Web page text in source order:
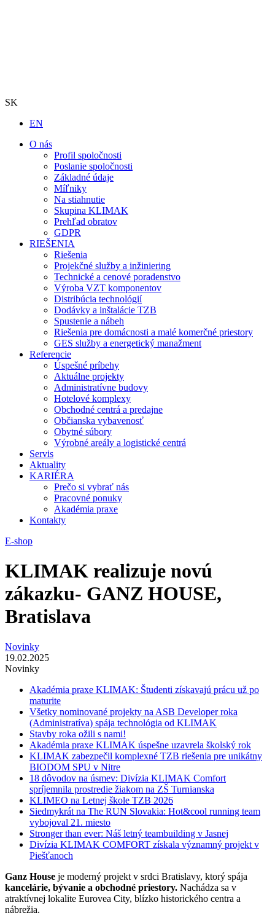
SK
EN
O nás
Profil spoločnosti
Poslanie spoločnosti
Základné údaje
Míľniky
Na stiahnutie
Skupina KLIMAK
Prehľad obratov
GDPR
RIEŠENIA
Riešenia
Projekčné služby a inžiniering
Technické a cenové poradenstvo
Výroba VZT komponentov
Distribúcia technológií
Dodávky a inštalácie TZB
Spustenie a nábeh
Riešenia pre domácnosti a malé komerčné priestory
GES služby a energetický manažment
Referencie
Úspešné príbehy
Aktuálne projekty
Administratívne budovy
Hotelové komplexy
Obchodné centrá a predajne
Občianska vybavenosť
Obytné súbory
Výrobné areály a logistické centrá
Servis
Aktuality
KARIÉRA
Prečo si vybrať nás
Pracovné ponuky
Akadémia praxe
Kontakty
E-shop
KLIMAK realizuje novú
zákazku- GANZ HOUSE,
Bratislava
Novinky
19.02.2025
Novinky
Akadémia praxe KLIMAK: Študenti získavajú prácu už po
maturite
Všetky nominované projekty na ASB Developer roka
(Administratíva) spája technológia od KLIMAK
Stavby roka ožili s nami!
Akadémia praxe KLIMAK úspešne uzavrela školský rok
KLIMAK zabezpečil komplexné TZB riešenia pre unikátny
BIODOM SPU v Nitre
18 dôvodov na úsmev: Divízia KLIMAK Comfort
spríjemnila prostredie žiakom na ZŠ Turnianska
KLIMEO na Letnej škole TZB 2026
Siedmykrát na The RUN Slovakia: Hot&cool running team
vybojoval 21. miesto
Stronger than ever: Náš letný teambuilding v Jasnej
Divízia KLIMAK COMFORT získala významný projekt v
Piešťanoch
Ganz House je moderný projekt v srdci Bratislavy, ktorý spája
kancelárie, bývanie a obchodné priestory. Nachádza sa v
atraktívnej lokalite Eurovea City, blízko historického centra a
nábrežia.